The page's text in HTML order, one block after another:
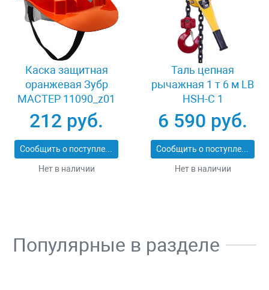
Каска защитная
оранжевая Зубр
МАСТЕР 11090_z01
212 руб.
Сообщить о поступлении
Нет в наличии
Таль цепная
рычажная 1 т 6 м LB
HSH-C 1
6 590 руб.
Сообщить о поступлении
Нет в наличии
Популярные в разделе